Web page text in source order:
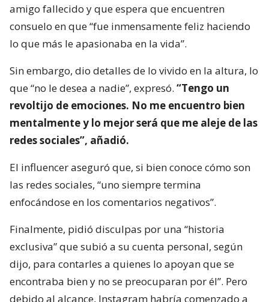
amigo fallecido y que espera que encuentren
consuelo en que “fue inmensamente feliz haciendo
lo que más le apasionaba en la vida”.
Sin embargo, dio detalles de lo vivido en la altura, lo
que “no le desea a nadie”, expresó. “Tengo un
revoltijo de emociones. No me encuentro bien
mentalmente y lo mejor será que me aleje de las
redes sociales”, añadió.
El influencer aseguró que, si bien conoce cómo son
las redes sociales, “uno siempre termina
enfocándose en los comentarios negativos”.
Finalmente, pidió disculpas por una “historia
exclusiva” que subió a su cuenta personal, según
dijo, para contarles a quienes lo apoyan que se
encontraba bien y no se preocuparan por él”. Pero
debido al alcance, Instagram habría comenzado a